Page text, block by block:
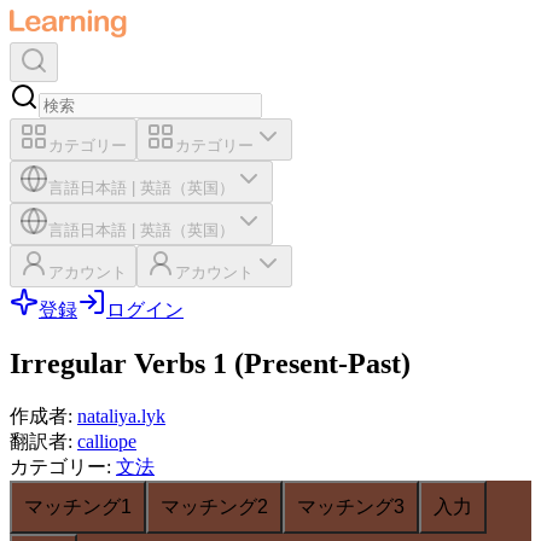
カテゴリー カテゴリー
言語 日本語 英語（英国）
言語 日本語 英語（英国）
アカウント アカウント
登録 ログイン
Irregular Verbs 1 (Present-Past)
作成者: nataliya.lyk
翻訳者: calliope
カテゴリー: 文法
マッチング1
マッチング2 マッチング3 入力